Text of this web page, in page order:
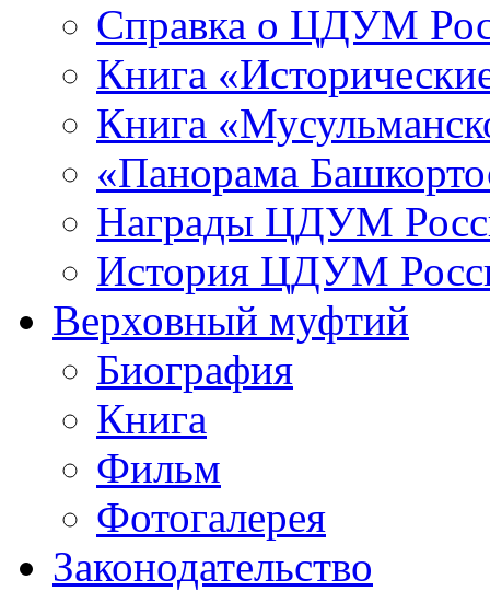
Справка о ЦДУМ
Книга
Книга
«Панорама
Награды ЦДУМ
История ЦДУМ
Верховный муфтий
Биография
Книга
Фильм
Фотогалерея
Законодательство